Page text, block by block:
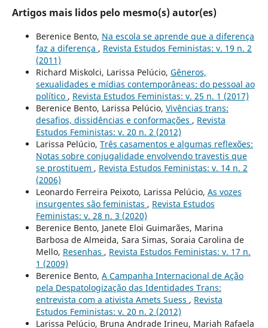
Artigos mais lidos pelo mesmo(s) autor(es)
Berenice Bento, Na escola se aprende que a diferença
faz a diferença , Revista Estudos Feministas: v. 19 n. 2
(2011)
Richard Miskolci, Larissa Pelúcio, Gêneros,
sexualidades e mídias contemporâneas: do pessoal ao
político , Revista Estudos Feministas: v. 25 n. 1 (2017)
Berenice Bento, Larissa Pelúcio, Vivências trans:
desafios, dissidências e conformações , Revista
Estudos Feministas: v. 20 n. 2 (2012)
Larissa Pelúcio, Três casamentos e algumas reflexões:
Notas sobre conjugalidade envolvendo travestis que
se prostituem , Revista Estudos Feministas: v. 14 n. 2
(2006)
Leonardo Ferreira Peixoto, Larissa Pelúcio, As vozes
insurgentes são feministas , Revista Estudos
Feministas: v. 28 n. 3 (2020)
Berenice Bento, Janete Eloi Guimarães, Marina
Barbosa de Almeida, Sara Simas, Soraia Carolina de
Mello, Resenhas , Revista Estudos Feministas: v. 17 n.
1 (2009)
Berenice Bento, A Campanha Internacional de Ação
pela Despatologização das Identidades Trans:
entrevista com a ativista Amets Suess , Revista
Estudos Feministas: v. 20 n. 2 (2012)
Larissa Pelúcio, Bruna Andrade Irineu, Mariah Rafaela